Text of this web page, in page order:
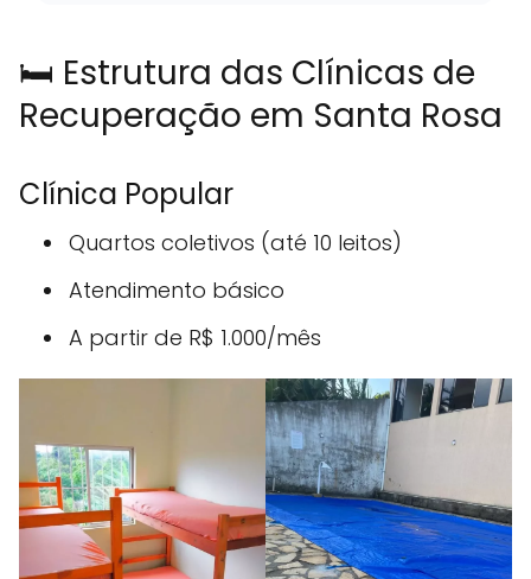
🛏️ Estrutura das Clínicas de
Recuperação em Santa Rosa
Clínica Popular
Quartos coletivos (até 10 leitos)
Atendimento básico
A partir de R$ 1.000/mês